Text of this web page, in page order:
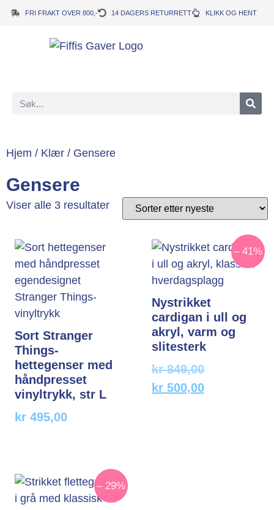
FRI FRAKT OVER 800,- 14 DAGERS RETURRETT KLIKK OG HENT
Hjem / Klær / Gensere
Gensere
Viser alle 3 resultater
Sort Stranger
Things-
hettegenser med
håndpresset
vinyltrykk, str L
kr 495,00
– 41%
Nystrikket
cardigan i ull og
akryl, varm og
slitesterk
kr849,00
kr 500,00
– 29%